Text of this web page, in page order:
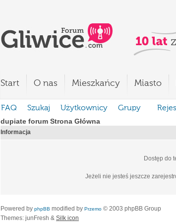
Start O nas Mieszkańcy Miasto
FAQ Szukaj Użytkownicy Grupy
dupiate forum Strona Główna
Informacja
Dostęp do
Jeżeli nie jesteś jeszcze
Powered by phpBB modified by Przemo © 2003 phpBB Group
Themes: junFresh & Silk icon